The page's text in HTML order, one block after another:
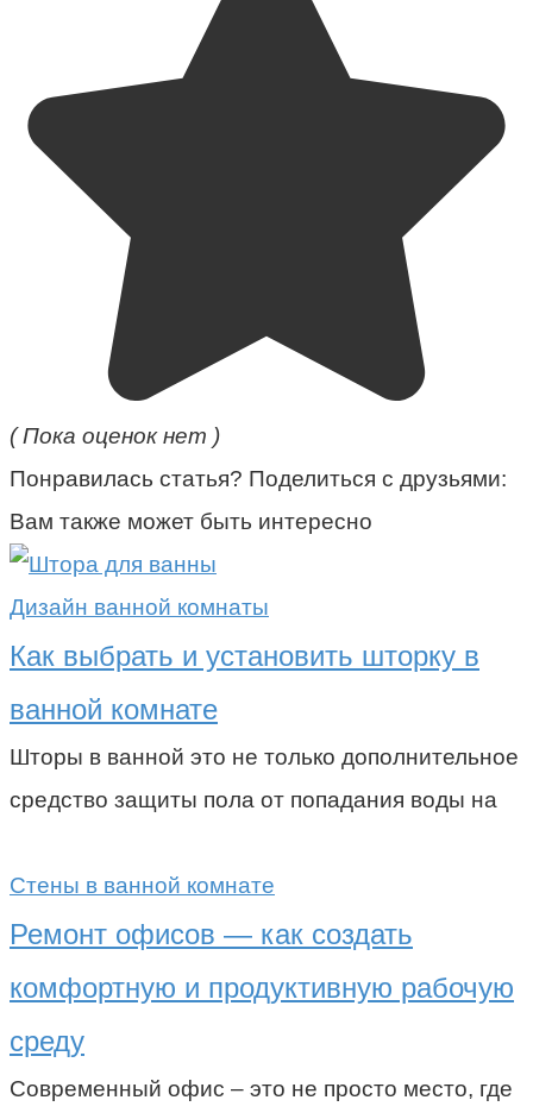
( Пока оценок нет )
Понравилась статья? Поделиться с друзьями:
Вам также может быть интересно
Дизайн ванной комнаты
Как выбрать и установить шторку в
ванной комнате
Шторы в ванной это не только дополнительное
средство защиты пола от попадания воды на
Стены в ванной комнате
Ремонт офисов — как создать
комфортную и продуктивную рабочую
среду
Современный офис – это не просто место, где